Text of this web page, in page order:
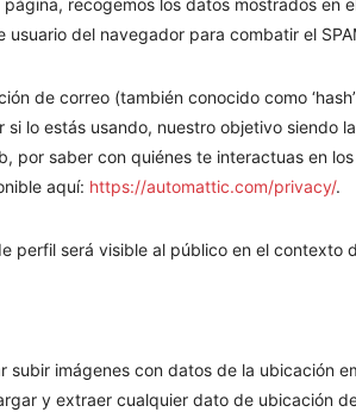
recogemos los datos mostrados en
del navegador para combatir el
de correo (también conocido como
si lo estás usando, nuestro objetivo siendo
por saber con quiénes te interactuas en
aquí: https://automattic.com/privacy/.
perfil será visible al público en el contexto
imágenes con datos de la ubicación
y extraer cualquier dato de ubicación